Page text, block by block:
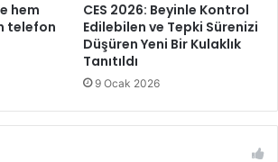
hem
telefon
CES 2026: Beyinle Kontrol
Edilebilen ve Tepki Sürenizi
Düşüren Yeni Bir Kulaklık
Tanıtıldı
9 Ocak 2026